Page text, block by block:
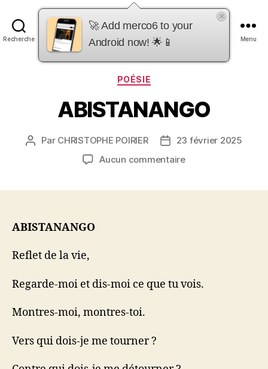
Recherche
merco6
Menu
Catégories
POÉSIE
ABISTANANGO
Auteur
Par CHRISTOPHE POIRIER
Date
de
23 février 2025
Aucun commentairesur
ABISTANANGO
Reflet de la vie,
Regarde-moi et dis-moi ce que tu vois.
Montres-moi, montres-toi.
Vers qui dois-je me tourner ?
🚀 Add merco6 to your
Android now! 🌟📱
×